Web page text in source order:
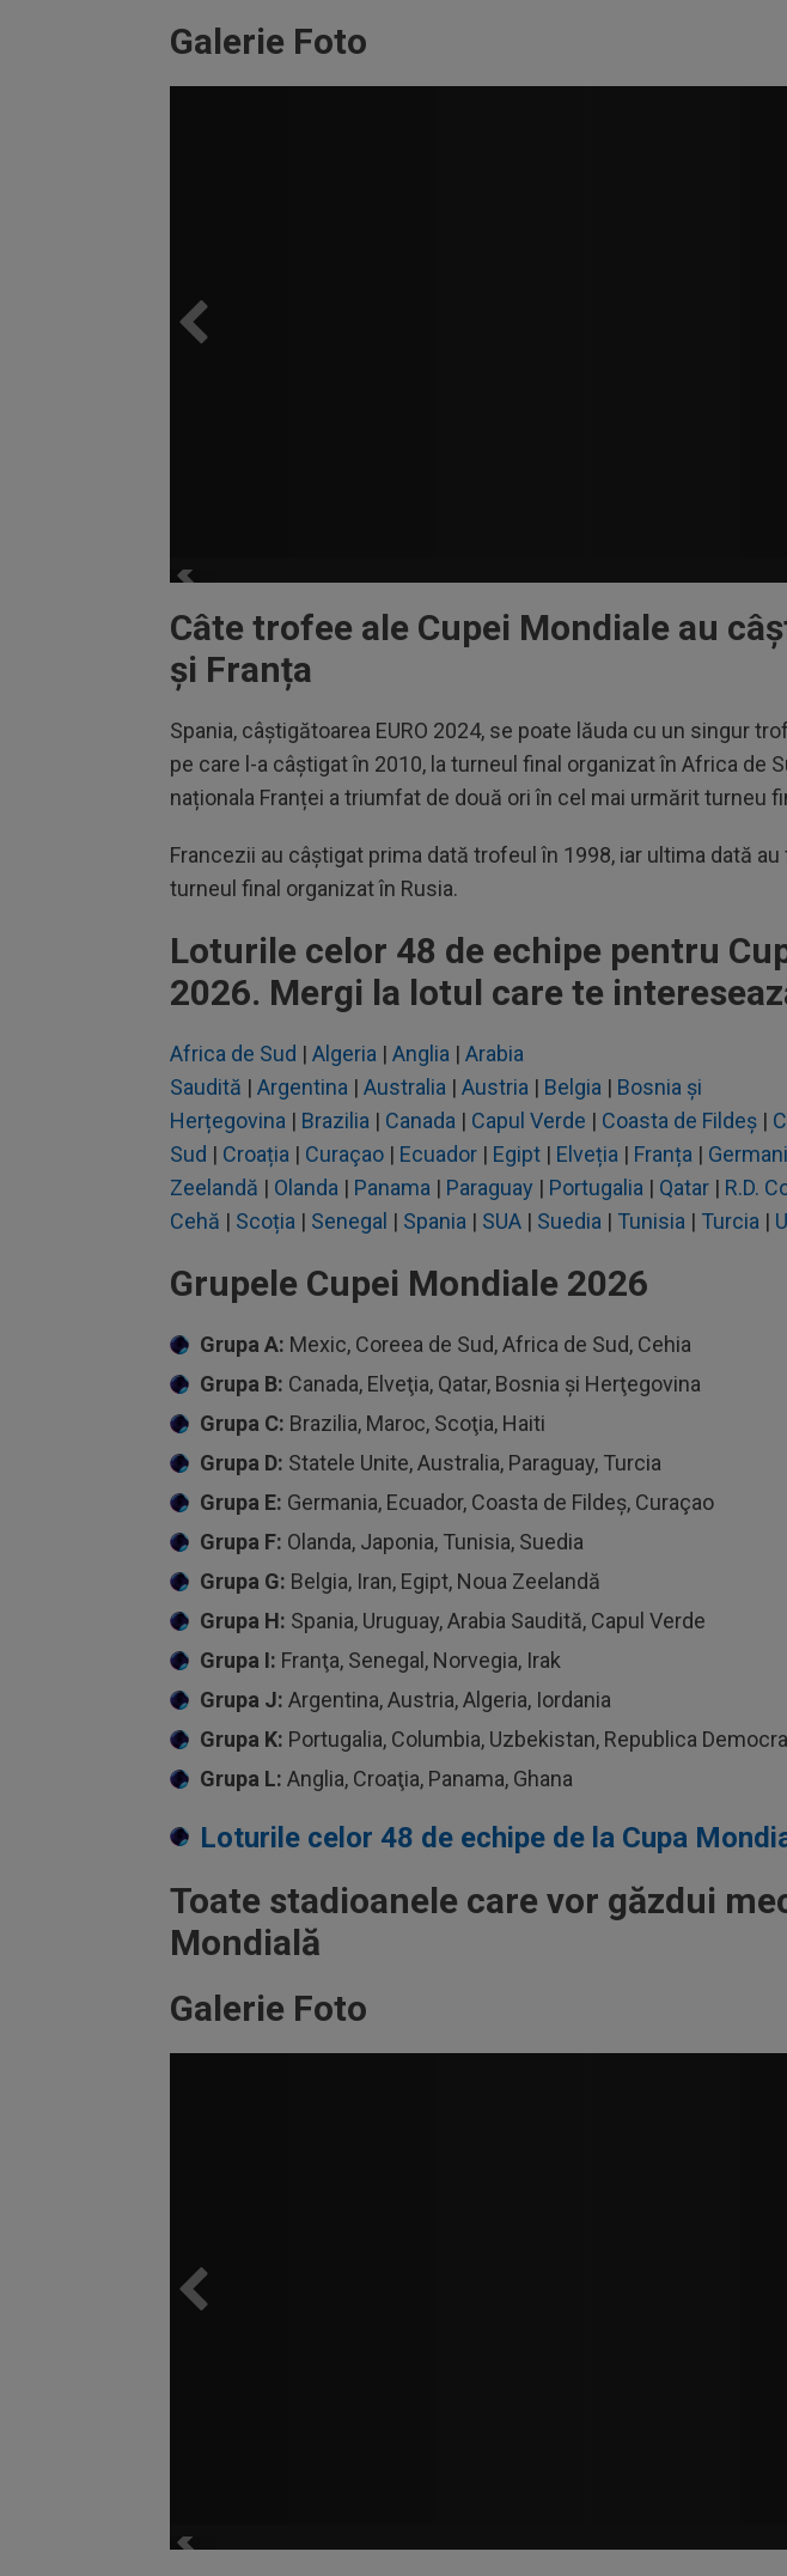
Galerie Foto
Câte trofee ale Cupei Mondiale au
și Franța
Spania, câștigătoarea EURO 2024, se poate lăuda cu un singur
pe care l-a câștigat în 2010, la turneul final organizat în Africa de
naționala Franței a triumfat de două ori în cel mai urmărit turneu
Francezii au câștigat prima dată trofeul în 1998, iar ultima dată
turneul final organizat în Rusia.
Loturile celor 48 de echipe pentru
2026. Mergi la lotul care te
Africa de Sud | Algeria | Anglia | Arabia
Saudită | Argentina | Australia | Austria | Belgia | Bosnia și
Herțegovina | Brazilia | Canada | Capul Verde | Coasta de Fildeș |
Sud | Croația | Curaçao | Ecuador | Egipt | Elveția | Franța |
Zeelandă | Olanda | Panama | Paraguay | Portugalia | Qatar | R.D.
Cehă | Scoția | Senegal | Spania | SUA | Suedia | Tunisia | Turcia |
Grupele Cupei Mondiale 2026
Grupa A: Mexic, Coreea de Sud, Africa de Sud, Cehia
Grupa B: Canada, Elveţia, Qatar, Bosnia şi Herţegovina
Grupa C: Brazilia, Maroc, Scoţia, Haiti
Grupa D: Statele Unite, Australia, Paraguay, Turcia
Grupa E: Germania, Ecuador, Coasta de Fildeş, Curaçao
Grupa F: Olanda, Japonia, Tunisia, Suedia
Grupa G: Belgia, Iran, Egipt, Noua Zeelandă
Grupa H: Spania, Uruguay, Arabia Saudită, Capul Verde
Grupa I: Franţa, Senegal, Norvegia, Irak
Grupa J: Argentina, Austria, Algeria, Iordania
Grupa K: Portugalia, Columbia, Uzbekistan, Republica
Grupa L: Anglia, Croaţia, Panama, Ghana
Loturile celor 48 de echipe de la Cupa
Toate stadioanele care vor găzdui
Mondială
Galerie Foto